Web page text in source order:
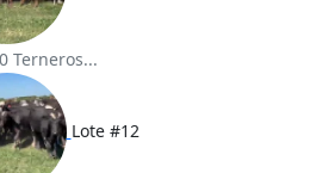
Terneros...
Lote #12